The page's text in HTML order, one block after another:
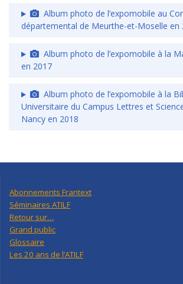
Album photo de l’expomobile au
départemental de Meurthe-et-Moselle en
Album photo de l’expomobile à la
en 2017
Album photo de l’expomobile à la
Universitaire du Campus Lettres et
Nancy en 2018
Abonnements Frantext
Séminaires ATILF
Retour sur…
Grand public
Glossaire
Les 20 ans de l’ATILF